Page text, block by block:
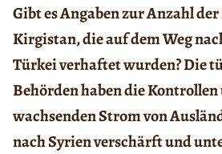
Gibt es Angaben zur Anzahl
Kirgistan, die auf dem Weg
Türkei verhaftet wurden? Die
Behörden haben die Kontrollen
wachsenden Strom von
nach Syrien verschärft und